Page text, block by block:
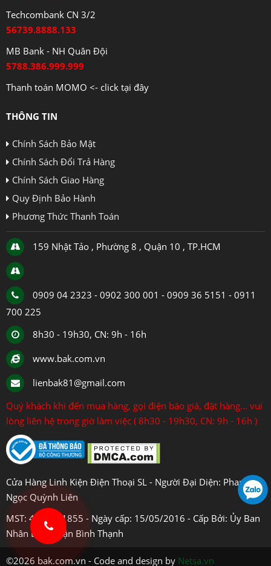
Techcombank CN 3/2
56739.8888.133
MB Bank - NH Quân Đội
5788.386.999.999
Thanh toán MOMO <- click tại đây
THÔNG TIN
Chính Sách Bảo Mật
Chính Sách Đổi Trả Hàng
Chính Sách Giao Hàng
Quy Định Bảo Hành
Phương Thức Thanh Toán
159 Nhật Tảo , Phường 8 , Quận 10 , TP.HCM
0909 04 2323 - 0902 300 001 - 0909 36 5151 - 0911
700 225
8h30 - 19h30, CN: 9h - 16h
www.bak.com.vn
lienbak81@gmail.com
Quý khách khi đến mua hàng, gọi điện báo giá, đặt hàng... vui
lòng liên hệ trong giờ làm việc ( 8h30 - 19h30, CN: 9h - 16h )
Cửa Hàng Linh Kiện Điện Thoại SL - Người Đại Diện: Phan
Ngọc Quỳnh Liên
MST: 4108031855 - Ngày cấp: 15/05/2016 - Cấp Bởi: Ủy Ban
Nhân Dân Quận Bình Thạnh
©2026 bak.com.vn - Code and design by Netsa.vn